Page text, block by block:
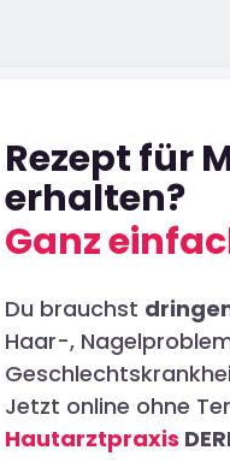
Rezept für
erhalten?
Ganz
Du brauchst
Haar-,
Jetzt online ohne
Hautarztpraxis